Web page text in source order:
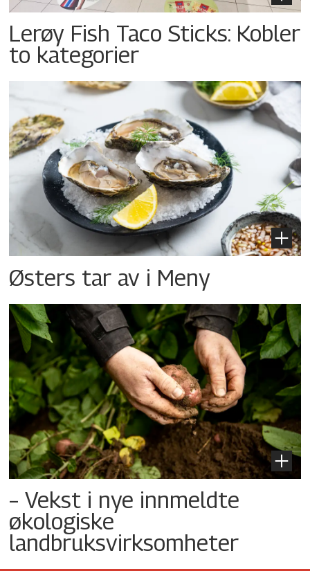
Lerøy Fish Taco Sticks: Kobler
to kategorier
Østers tar av i Meny
– Vekst i nye innmeldte
økologiske
landbruksvirksomheter